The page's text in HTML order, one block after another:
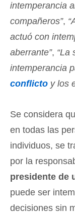
intemperancia
compañeros”,
actuó con
aberrante”, “La
intemperancia
conflicto y los
Se considera
en todas las
individuos, se
por la
presidente de
puede ser
decisiones sin